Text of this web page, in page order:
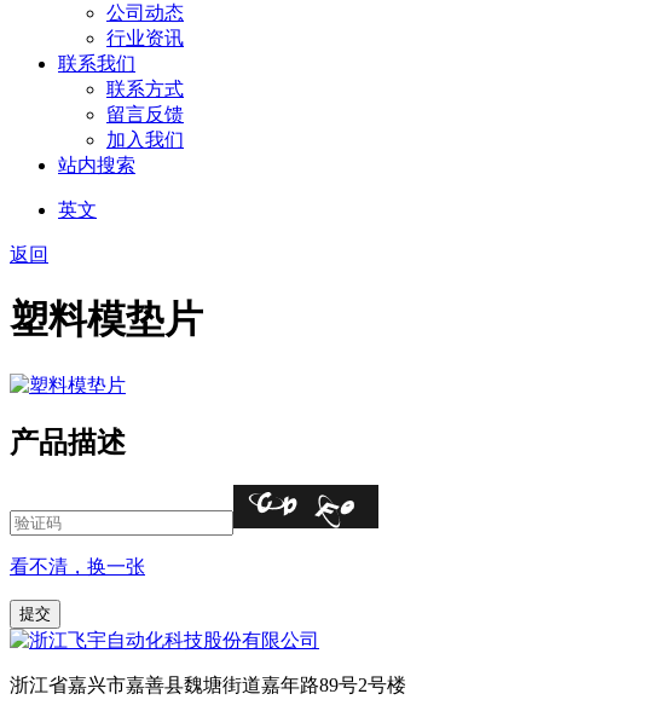
公司动态
行业资讯
联系我们
联系方式
留言反馈
加入我们
站内搜索
英文
返回
塑料模垫片
产品描述
看不清，换一张
浙江省嘉兴市嘉善县魏塘街道嘉年路89号2号楼